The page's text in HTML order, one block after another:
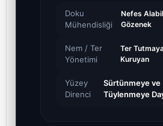
Doku
Mühendisliği
Nefes
Gözenek
Nem / Ter
Yönetimi
Ter
Kuruyan
Yüzey
Direnci
Sürtünmeye ve
Tüylenmeye